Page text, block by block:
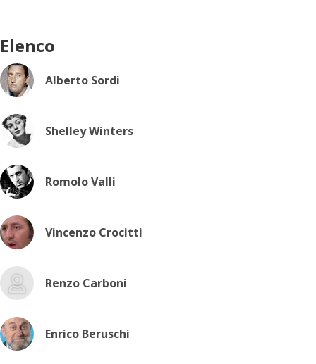
Elenco
Alberto Sordi
Shelley Winters
Romolo Valli
Vincenzo Crocitti
Renzo Carboni
Enrico Beruschi